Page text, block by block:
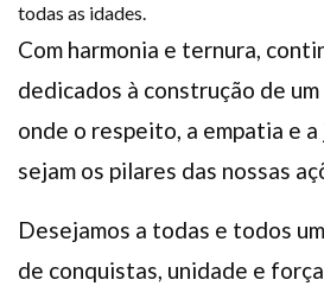
todas as idades.
Com harmonia e ternura,
dedicados à construção de um
onde o respeito, a empatia e
sejam os pilares das nossas
Desejamos a todas e todos
de conquistas, unidade e